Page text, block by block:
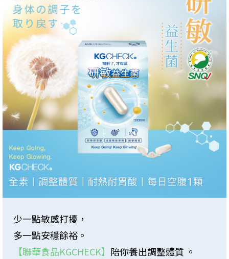
少一點敏感打擾，
多一點安穩餘裕。
【聯華食品KGCHECK】 陪你養出調整體質 。